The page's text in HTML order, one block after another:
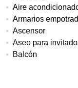
Aire
Armarios
Ascensor
Aseo para
Balcón